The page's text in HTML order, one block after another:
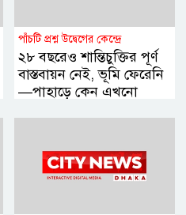
পাঁচটি প্রশ্ন উদ্বেগের কেন্দ্রে
২৮ বছরেও শান্তিচুক্তির পূর্ণ
বাস্তবায়ন নেই, ভূমি ফেরেনি
—পাহাড়ে কেন এখনো